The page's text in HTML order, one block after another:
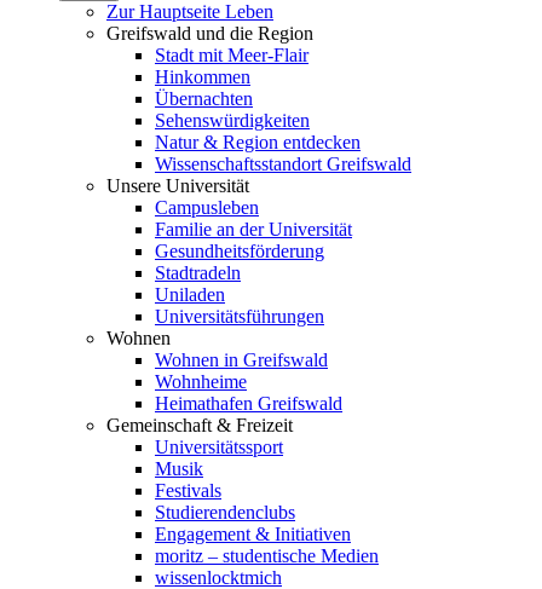
Zur Hauptseite Leben
Greifswald und die Region
Stadt mit Meer-Flair
Hinkommen
Übernachten
Sehenswürdigkeiten
Natur & Region entdecken
Wissenschaftsstandort Greifswald
Unsere Universität
Campusleben
Familie an der Universität
Gesundheitsförderung
Stadtradeln
Uniladen
Universitätsführungen
Wohnen
Wohnen in Greifswald
Wohnheime
Heimathafen Greifswald
Gemeinschaft & Freizeit
Universitätssport
Musik
Festivals
Studierendenclubs
Engagement & Initiativen
moritz – studentische Medien
wissenlocktmich